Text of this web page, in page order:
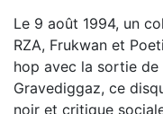
Le 9 août 1994, un
RZA, Frukwan et
hop avec la sortie de
Gravediggaz, ce
noir et critique